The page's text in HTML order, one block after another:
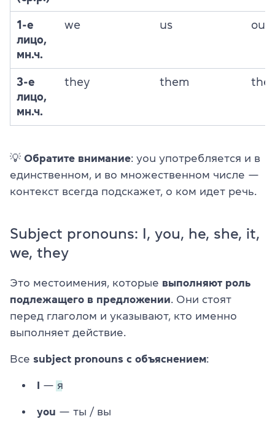
1-е
лицо,
мн.ч.
we us our
3-е
лицо,
мн.ч.
they them
💡 Обратите внимание: you употребляется и в
единственном, и во множественном числе —
контекст всегда подскажет, о ком идет речь.
Subject pronouns: I, you, he, she, it,
we, they
Это местоимения, которые выполняют роль
подлежащего в предложении . Они стоят
перед глаголом и указывают, кто именно
выполняет действие.
Все subject pronouns с объяснением:
I — я
you — ты / вы